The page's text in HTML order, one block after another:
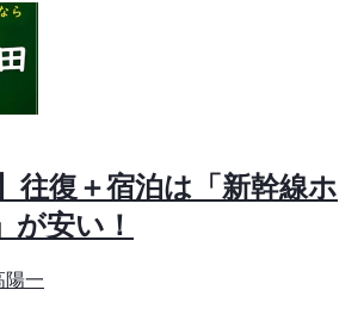
往復＋宿泊は「新幹線ホ
が安い！
陽一